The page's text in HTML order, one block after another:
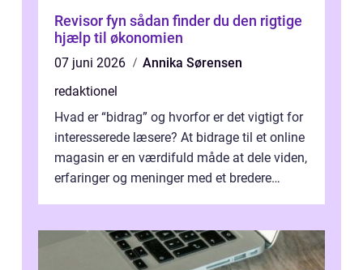
Revisor fyn sådan finder du den rigtige
hjælp til økonomien
07 juni 2026
Annika Sørensen
redaktionel
Hvad er “bidrag” og hvorfor er det vigtigt for
interesserede læsere? At bidrage til et online
magasin er en værdifuld måde at dele viden,
erfaringer og meninger med et bredere